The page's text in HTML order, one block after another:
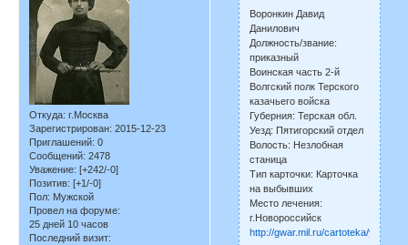
Откуда: г.Москва
Зарегистрирован: 2015-12-23
Приглашений: 0
Сообщений: 2478
Уважение: [+242/-0]
Позитив: [+1/-0]
Пол: Мужской
Провел на форуме:
25 дней 10 часов
Последний визит:
Воронкин Давид
Данилович
Должность/звание:
приказный
Воинская часть 2-й
Волгский полк Терского
казачьего войска
Губерния: Терская обл.
Уезд: Пятигорский отдел
Волость: Незлобная
станица
Тип карточки: Карточка
на выбывших
Место лечения:
г.Новороссийск
http://gwar.mil.ru/cartoteka/